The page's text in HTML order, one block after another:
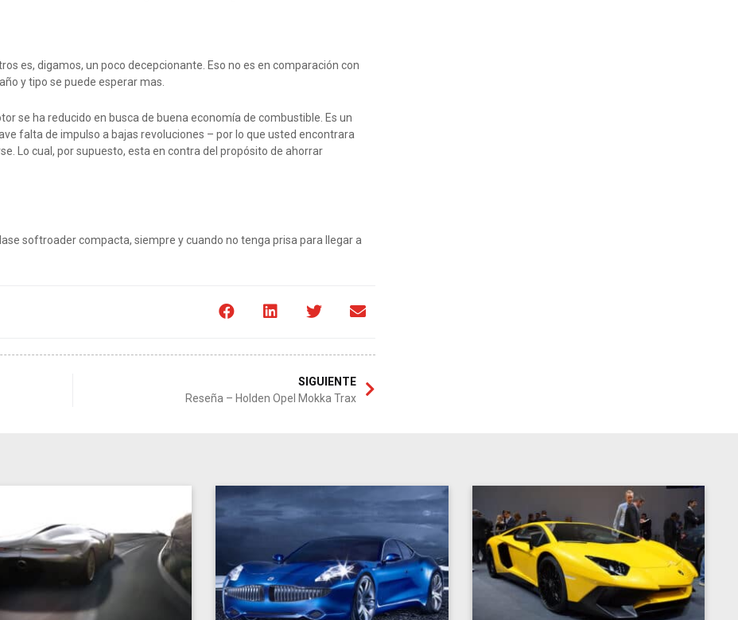
es, digamos, un poco decepcionante. Eso no es en comparación con
y tipo se puede esperar mas.
se ha reducido en busca de buena economía de combustible. Es un
falta de impulso a bajas revoluciones – por lo que usted encontrara
Lo cual, por supuesto, esta en contra del propósito de ahorrar
softroader compacta, siempre y cuando no tenga prisa para llegar a
SIGUIENTE
Reseña – Holden Opel Mokka Trax